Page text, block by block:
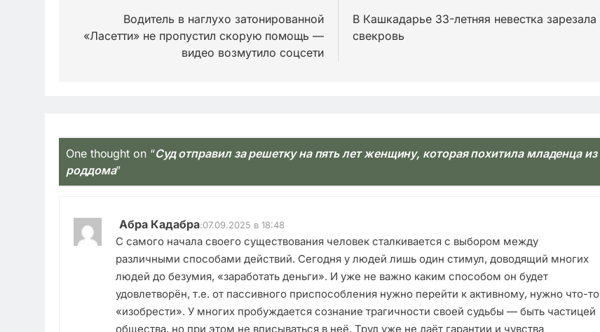
записям
Водитель в наглухо затонированной
«Ласетти» не пропустил скорую помощь —
видео возмутило соцсети
В Кашкадарье 33-летняя невестка зарезала
свекровь
One thought on “Суд отправил за решетку на пять лет женщину, которая похитила младенца из
роддома”
Абра Кадабра:07.09.2025 в 18:48
С самого начала своего существования человек сталкивается с выбором между
различными способами действий. Сегодня у людей лишь один стимул, доводящий многих
людей до безумия, «заработать деньги». И уже не важно каким способом он будет
удовлетворён, т.е. от пассивного приспособления нужно перейти к активному, нужно что-то
«изобрести». У многих пробуждается сознание трагичности своей судьбы — быть частицей
общества, но при этом не вписываться в неё. Труд уже не даёт гарантии и чувства